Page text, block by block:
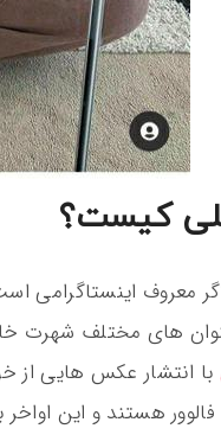
کیست؟
معروف اینستاگرامی
های مختلف شهرت
با انتشار عکس هایی
هستند و این اواخر